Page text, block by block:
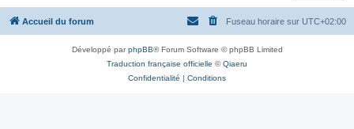
Accueil du forum Fuseau horaire sur UTC+02:00
Développé parphpBB® Forum Software © phpBB Limited
Traduction française officielle ©Qiaeru
Confidentialité | Conditions